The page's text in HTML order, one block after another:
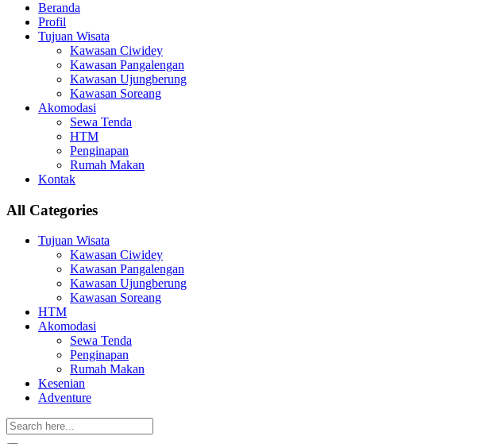
Beranda
Profil
Tujuan Wisata
Kawasan Ciwidey
Kawasan Pangalengan
Kawasan Ujungberung
Kawasan Soreang
Akomodasi
Sewa Tenda
HTM
Penginapan
Rumah Makan
Kontak
All Categories
Tujuan Wisata
Kawasan Ciwidey
Kawasan Pangalengan
Kawasan Ujungberung
Kawasan Soreang
HTM
Akomodasi
Sewa Tenda
Penginapan
Rumah Makan
Kesenian
Adventure